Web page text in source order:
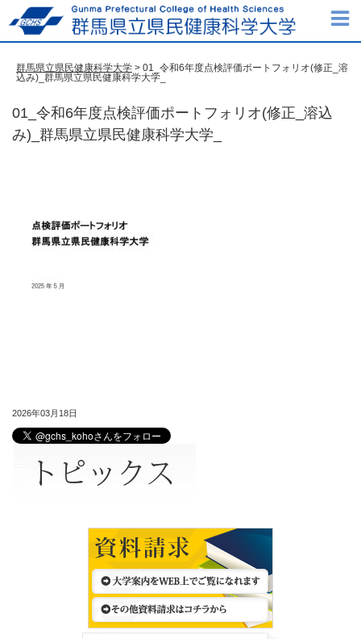
群馬県立県民健康科学大学 > 01_令和6年度点検評価ポートフォリオ(修正_溶
込み)_群馬県立県民健康科学大学_
01_令和6年度点検評価ポートフォリオ(修正_溶込
み)_群馬県立県民健康科学大学_
2026年03月18日